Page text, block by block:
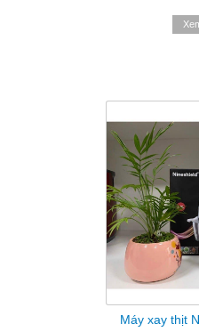
Máy xay thịt